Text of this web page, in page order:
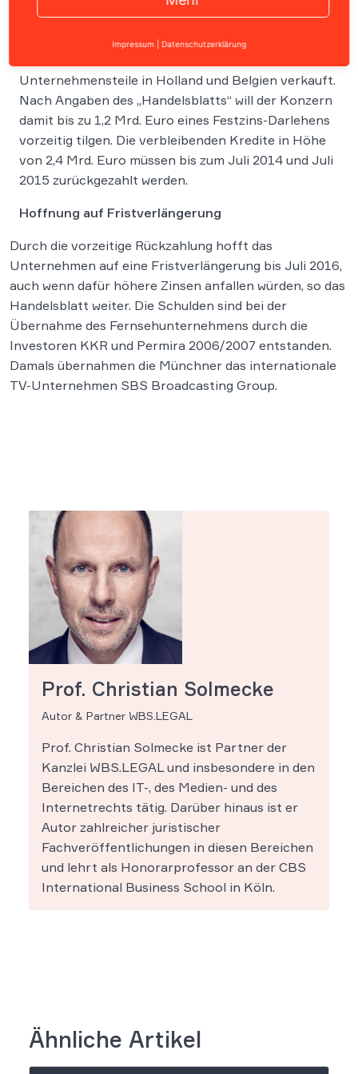
Um einen Teil der aufgenommenen Kredite
Unternehmensteile in Holland und Belgien verkauft.
Nach Angaben des „Handelsblatts“ will der Konzern
damit bis zu 1,2 Mrd. Euro eines Festzins-Darlehens
vorzeitig tilgen. Die verbleibenden Kredite in Höhe
von 2,4 Mrd. Euro müssen bis zum Juli 2014 und Juli
2015 zurückgezahlt werden.
Hoffnung auf Fristverlängerung
Durch die vorzeitige Rückzahlung hofft das
Unternehmen auf eine Fristverlängerung bis Juli 2016,
auch wenn dafür höhere Zinsen anfallen würden, so das
Handelsblatt weiter. Die Schulden sind bei der
Übernahme des Fernsehunternehmens durch die
Investoren KKR und Permira 2006/2007 entstanden.
Damals übernahmen die Münchner das internationale
TV-Unternehmen SBS Broadcasting Group.
Prof. Christian Solmecke
Autor & Partner WBS.LEGAL
Prof. Christian Solmecke ist Partner der
Kanzlei WBS.LEGAL und insbesondere in den
Bereichen des IT-, des Medien- und des
Internetrechts tätig. Darüber hinaus ist er
Autor zahlreicher juristischer
Fachveröffentlichungen in diesen Bereichen
und lehrt als Honorarprofessor an der CBS
International Business School in Köln.
Ähnliche Artikel
Impressum Datenschutzerklärung